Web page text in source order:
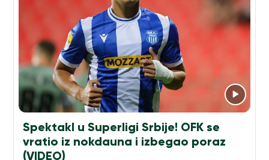
Spektakl u Superligi Srbije! OFK se
vratio iz nokdauna i izbegao poraz
(VIDEO)